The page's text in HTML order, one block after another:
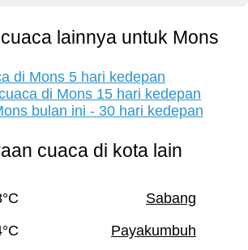
lainnya untuk Mons
di Mons 5 hari kedepan
di Mons 15 hari kedepan
bulan ini - 30 hari kedepan
cuaca di kota lain
Sabang
Payakumbuh